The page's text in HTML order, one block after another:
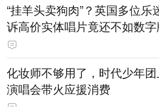
“挂羊头卖狗肉”？英国多位乐
诉高价实体唱片竟还不如数字
化妆师不够用了，时代少年
演唱会带火应援消费